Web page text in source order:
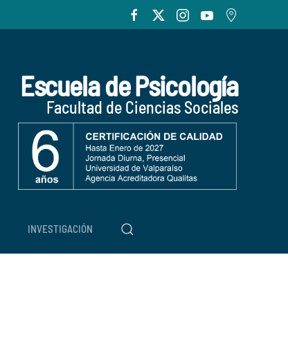
Escuela de Psicología
Facultad de Ciencias Sociales
INVESTIGACIÓN